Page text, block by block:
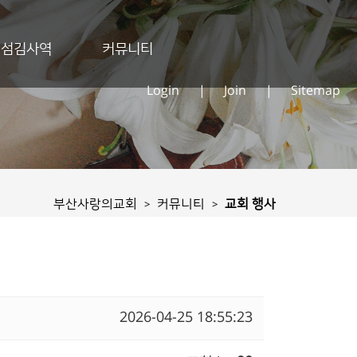
섬김사역 커뮤니티
Login | Join | Sitemap
부산사랑의교회 > 커뮤니티 > 교회 행사
2026-04-25 18:55:23